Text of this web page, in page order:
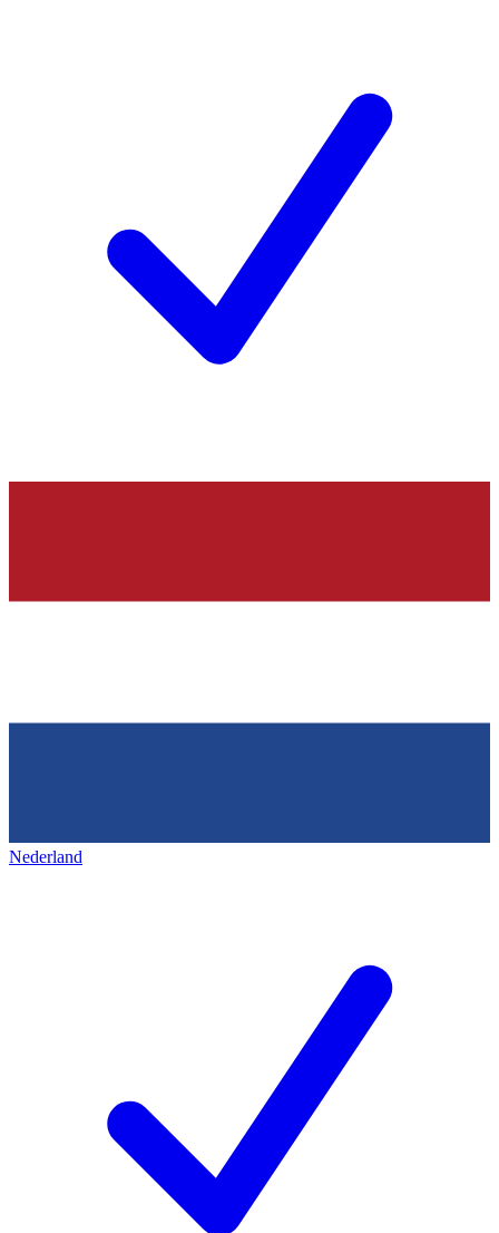
Nederland